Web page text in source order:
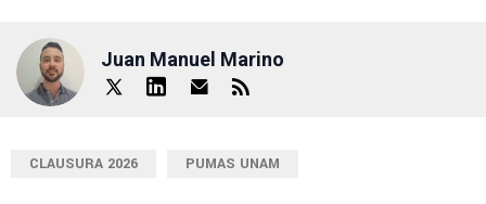
Juan Manuel Marino
CLAUSURA 2026 PUMAS UNAM